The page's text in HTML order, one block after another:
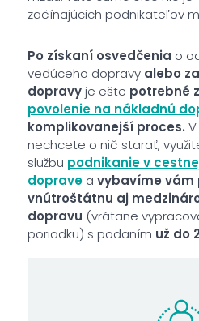
začínajúcich podnikateľov
Po získaní osvedčenia o
vedúceho dopravy alebo
dopravyje ešte potrebné
povolenie na nákladnú
komplikovanejší proces.
nechcete o nič starať,
službu podnikanie v
doprave a vybavíme vám
vnútroštátnu aj
dopravu (vrátane
poriadku) s podaním už do